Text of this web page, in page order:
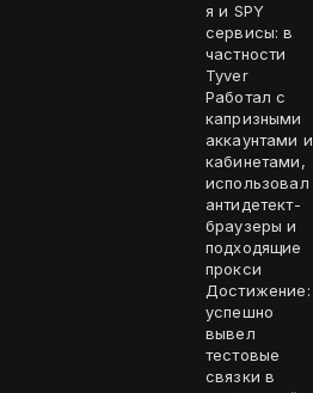
я и SPY
сервисы: в
частности
Tyver
Работал с
капризными
аккаунтами и
кабинетами,
использовал
антидетект-
браузеры и
подходящие
прокси
Достижение:
успешно
вывел
тестовые
связки в